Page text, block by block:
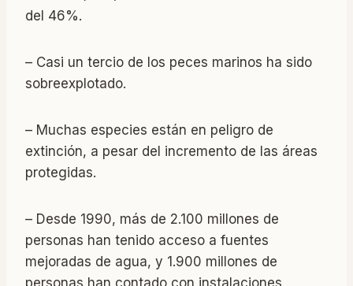
del 46%.
– Casi un tercio de los peces marinos ha sido
sobreexplotado.
– Muchas especies están en peligro de
extinción, a pesar del incremento de las áreas
protegidas.
– Desde 1990, más de 2.100 millones de
personas han tenido acceso a fuentes
mejoradas de agua, y 1.900 millones de